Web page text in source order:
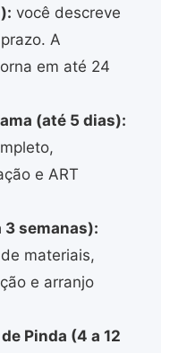
você descreve
A
em até 24
(até 5 dias):
e ART
3 semanas):
materiais,
e arranjo
Pinda (4 a 12